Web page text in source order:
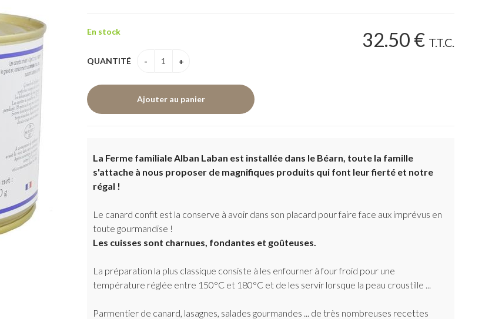
32.50 € T.T.C.
En stock
QUANTITÉ
La Ferme familiale Alban Laban est installée dans le Béarn, toute la famille
s'attache à nous proposer de magnifiques produits qui font leur fierté et notre
régal !
Le canard confit est la conserve à avoir dans son placard pour faire face aux imprévus en
toute gourmandise !
Les cuisses sont charnues, fondantes et goûteuses.
La préparation la plus classique consiste à les enfourner à four froid pour une
température réglée entre 150°C et 180°C et de les servir lorsque la peau croustille ...
Parmentier de canard, lasagnes, salades gourmandes ... de très nombreuses recettes